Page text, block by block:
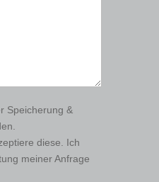
Speicherung &
diese. Ich
meiner Anfrage